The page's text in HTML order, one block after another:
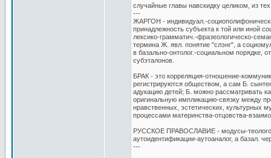
случайные главы навскидку целиком, из
---
ЖАРГОН - индивидуал.-
принадлежность субъекта к той или иной
лексико-грамматич.-фразеологическо-
термина Ж. явл. понятие "слэнг", а
в базально-онтолог.-социальном порядке,
субэталонов.
БРАК - это корреляция-отношение-
регистрируются обществом, а сам Б.
адукацию детей; Б. можно рассматривать
оригинальную импликацию-связку между
нравственных, эстетических, культурных
процессами материнства-отцовства-
РУССКОЕ ПРАВОСЛАВИЕ - модусы-
аутоидентификации-аутоаналог, а базал.
---